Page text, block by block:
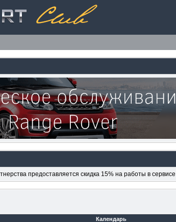
предоставляется скидка 15% на работы в сервисе
Календарь